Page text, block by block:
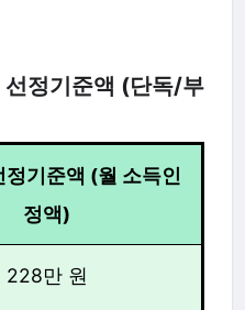
정기준액 (단독/부
기준액 (월 소득인
정액)
228만 원